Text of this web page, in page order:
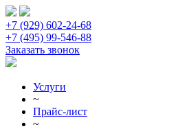
+7 (929) 602-24-68
+7 (495) 99-546-88
Заказать звонок
Услуги
~
Прайс-лист
~